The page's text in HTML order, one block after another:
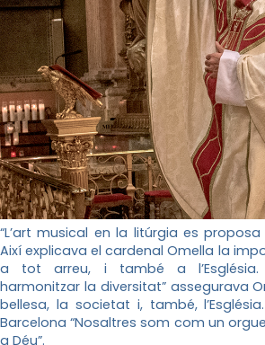
“L’art musical en la litúrgia es
Així explicava el cardenal Omella la
a tot arreu, i també a l’Església.
harmonitzar la diversitat” assegurava
bellesa, la societat i, també,
Barcelona “Nosaltres som com un
a Déu”.